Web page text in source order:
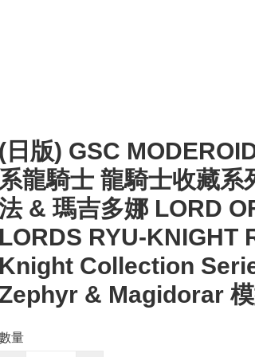
(日版) GSC
系龍騎士 龍騎士收藏系
& 瑪吉多娜 LORD
LORDS RYU-KNIGHT
Knight Collection
Zephyr & Magidorar
量